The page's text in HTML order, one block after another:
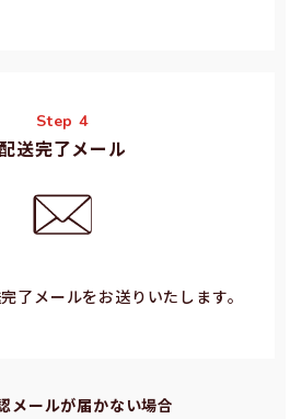
Step 4
送完了メール
了メールをお送りいたします。
メールが届かない場合